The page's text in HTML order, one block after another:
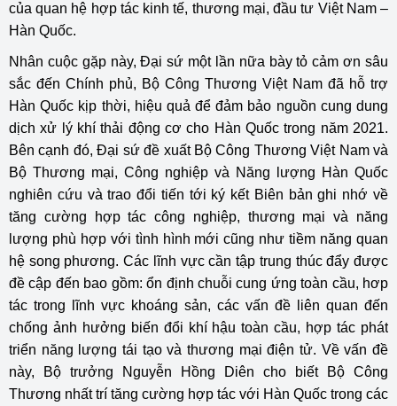
của quan hệ hợp tác kinh tế, thương mại, đầu tư Việt Nam –
Hàn Quốc.
Nhân cuộc gặp này, Đại sứ một lần nữa bày tỏ cảm ơn sâu
sắc đến Chính phủ, Bộ Công Thương Việt Nam đã hỗ trợ
Hàn Quốc kịp thời, hiệu quả để đảm bảo nguồn cung dung
dịch xử lý khí thải động cơ cho Hàn Quốc trong năm 2021.
Bên cạnh đó, Đại sứ đề xuất Bộ Công Thương Việt Nam và
Bộ Thương mại, Công nghiệp và Năng lượng Hàn Quốc
nghiên cứu và trao đổi tiến tới ký kết Biên bản ghi nhớ về
tăng cường hợp tác công nghiệp, thương mại và năng
lượng phù hợp với tình hình mới cũng như tiềm năng quan
hệ song phương. Các lĩnh vực cần tập trung thúc đẩy được
đề cập đến bao gồm: ổn định chuỗi cung ứng toàn cầu, hơp
tác trong lĩnh vực khoáng sản, các vấn đề liên quan đến
chống ảnh hưởng biến đổi khí hậu toàn cầu, hợp tác phát
triển năng lượng tái tạo và thương mại điện tử. Về vấn đề
này, Bộ trưởng Nguyễn Hồng Diên cho biết Bộ Công
Thương nhất trí tăng cường hợp tác với Hàn Quốc trong các